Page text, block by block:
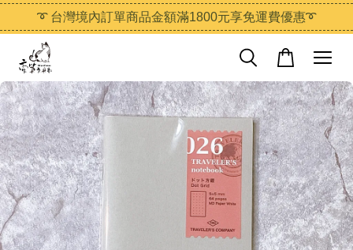
➰ 台灣境內訂單商品金額滿1800元享免運費優惠➰